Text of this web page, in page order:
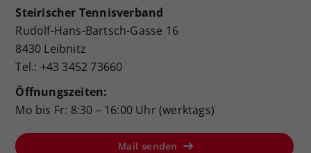
Steirischer Tennisverband
Rudolf-Hans-Bartsch-Gasse 16
8430 Leibnitz
Tel.: +43 3452 73660
Öffnungszeiten:
Mo bis Fr: 8:30 – 16:00 Uhr (werktags)
Mail senden